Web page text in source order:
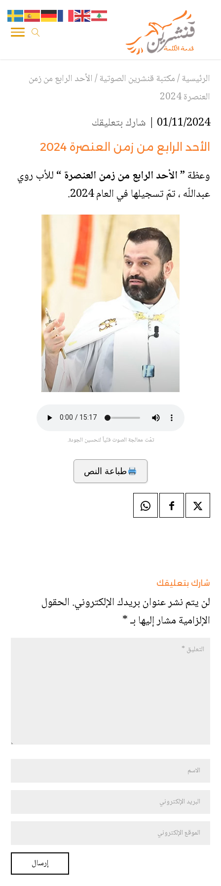
الرئيسية/مكتبة قنشرين الصوتية/الأحد الرابع من زمن
العنصرة 2024
01/11/2024 | شارك بتعليقك
الأحد الرابع من زمن العنصرة 2024
وعظة” الأحد الرابع من زمن العنصرة “للأب روي
عبداللّه ، تمّ تسجيلها في العام 2024.
تمّت معالجة الصوت فنّياً لتحسين الجودة.
طباعة النص
شارك بتعليقك
لن يتم نشر عنوان بريدك الإلكتروني.الحقول
الإلزامية مشار إليها بـ*